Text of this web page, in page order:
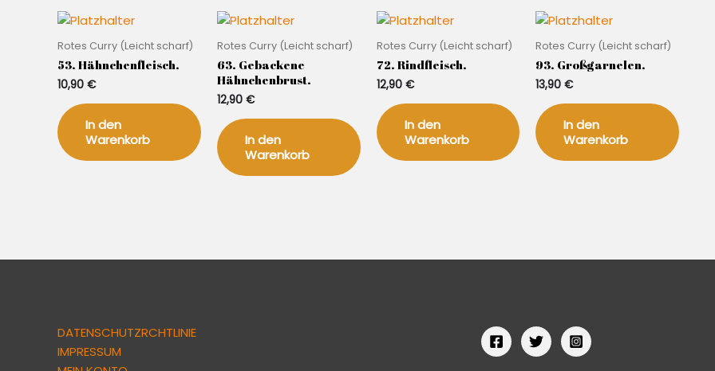
Rotes Curry (Leicht scharf)
53. Hähnchenfleisch.
10,90 €
In den
Warenkorb
Rotes Curry (Leicht scharf)
63. Gebackene
Hähnchenbrust.
12,90 €
In den
Warenkorb
Rotes Curry (Leicht scharf)
72. Rindfleisch.
12,90 €
In den
Warenkorb
Rotes Curry (Leicht scharf)
93. Großgarnelen.
13,90€
In den
Warenkorb
DATENSCHUTZRCHTLINIE
IMPRESSUM